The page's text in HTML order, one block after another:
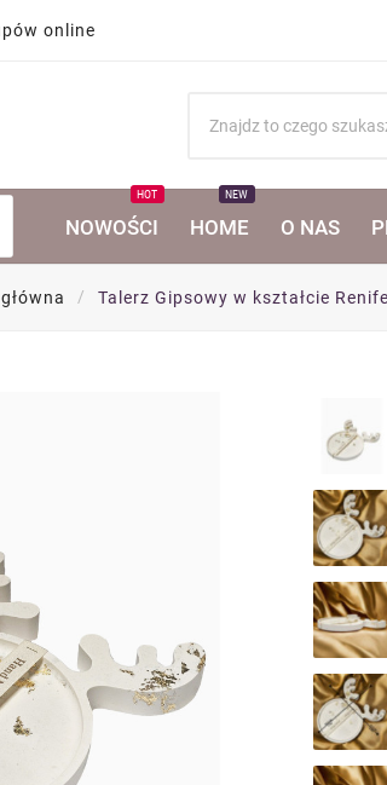
online
NOWOŚCI
HOT
HOME
NEW
O NAS
Talerz Gipsowy w kształcie